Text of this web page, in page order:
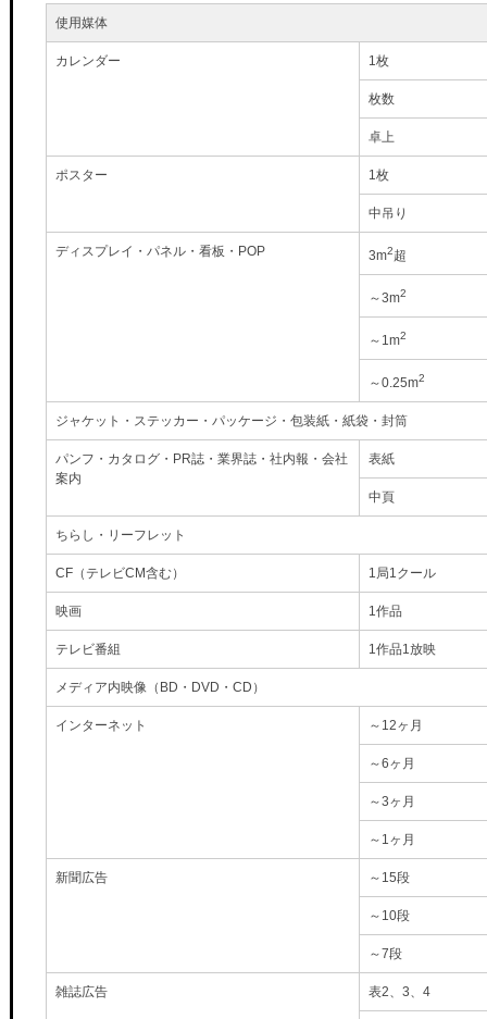
使用媒体
カレンダー 1枚
枚数
卓上
ポスター 1枚
中吊り
ディスプレイ・パネル・看板・POP 3m2超
～3m2
～1m2
～0.25m2
ジャケット・ステッカー・パッケージ・包装紙・紙袋・封筒
パンフ・カタログ・PR誌・業界誌・社内報・会社
案内
表紙
中頁
ちらし・リーフレット
CF（テレビCM含む） 1局1クール
映画 1作品
テレビ番組 1作品1放映
メディア内映像（BD・DVD・CD）
インターネット ～12ヶ月
～6ヶ月
～3ヶ月
～1ヶ月
新聞広告 ～15段
～10段
～7段
雑誌広告 表2、3、4